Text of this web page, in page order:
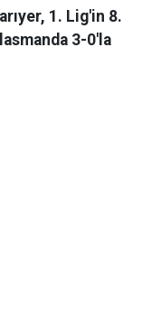
1. Lig'in 8.
3-0'la